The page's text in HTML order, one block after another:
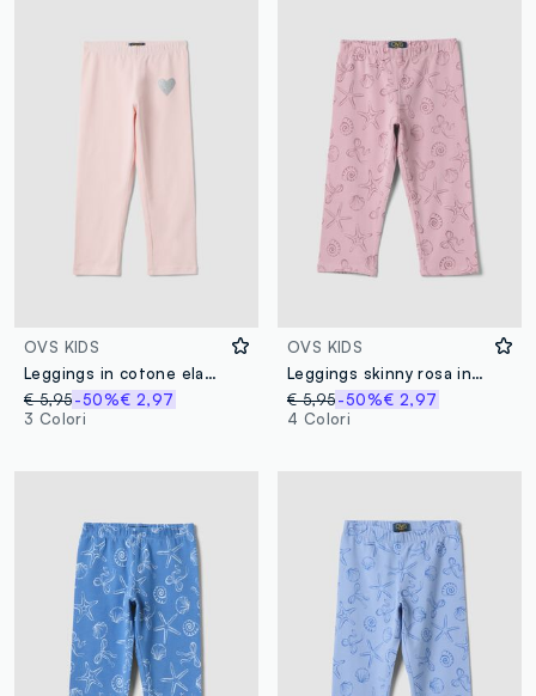
OVS KIDS
Leggings in cotone elasticizzato rosa da bambina slim fit con cuore
€ 5,95-50%€ 2,97
3 Colori
OVS KIDS
Leggings skinny rosa in cotone elasticizzato da bambina con stampe
€ 5,95-50%€ 2,97
4 Colori